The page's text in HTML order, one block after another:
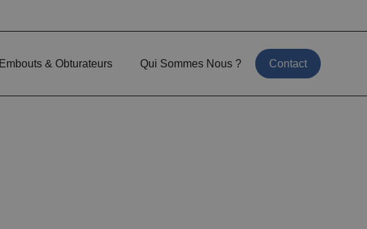
Embouts & Obturateurs Qui Sommes Nous ? Contact